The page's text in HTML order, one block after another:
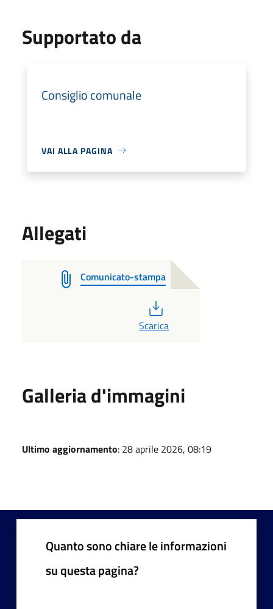
Supportato da
Consiglio comunale
VAI ALLA PAGINA
Allegati
Comunicato-stampa
Scarica
Galleria d'immagini
Ultimo aggiornamento: 28 aprile 2026, 08:19
Quanto sono chiare le informazioni
su questa pagina?